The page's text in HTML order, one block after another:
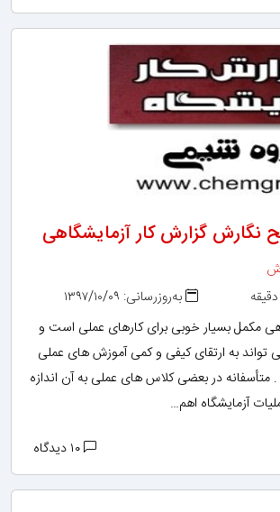
گزارش کار آزمایشگاهی
به‌روزرسانی: ۱۳۹۷/۱۰/۰۹
مکمل بسیار خوبی برای کارهای عملی است و
به ارتقای کیفی و کمی آموزش های عملی
متأسفانه در بعضی کلاس های عملی به آن اندازه
آزمایشگاه اهم…